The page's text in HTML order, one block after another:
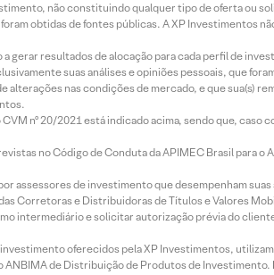
não constituindo qualquer tipo de oferta ou
obtidas de fontes públicas. A XP Investimentos
gerar resultados de alocação para cada perfil de
suas análises e opiniões pessoais, que
nas condições de mercado, e que sua(s)
nº 20/2021 está indicado acima, sendo que, caso
no Código de Conduta da APIMEC Brasil para
assessores de investimento que desempenham
Corretoras e Distribuidoras de Títulos e Valores
intermediário e solicitar autorização prévia do
oferecidos pela XP Investimentos,
de Distribuição de Produtos de